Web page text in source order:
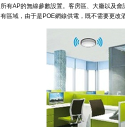
所有AP的無線參數設置。客房區、大廳以及
有區域，由于是POE網線供電，既不需要更改